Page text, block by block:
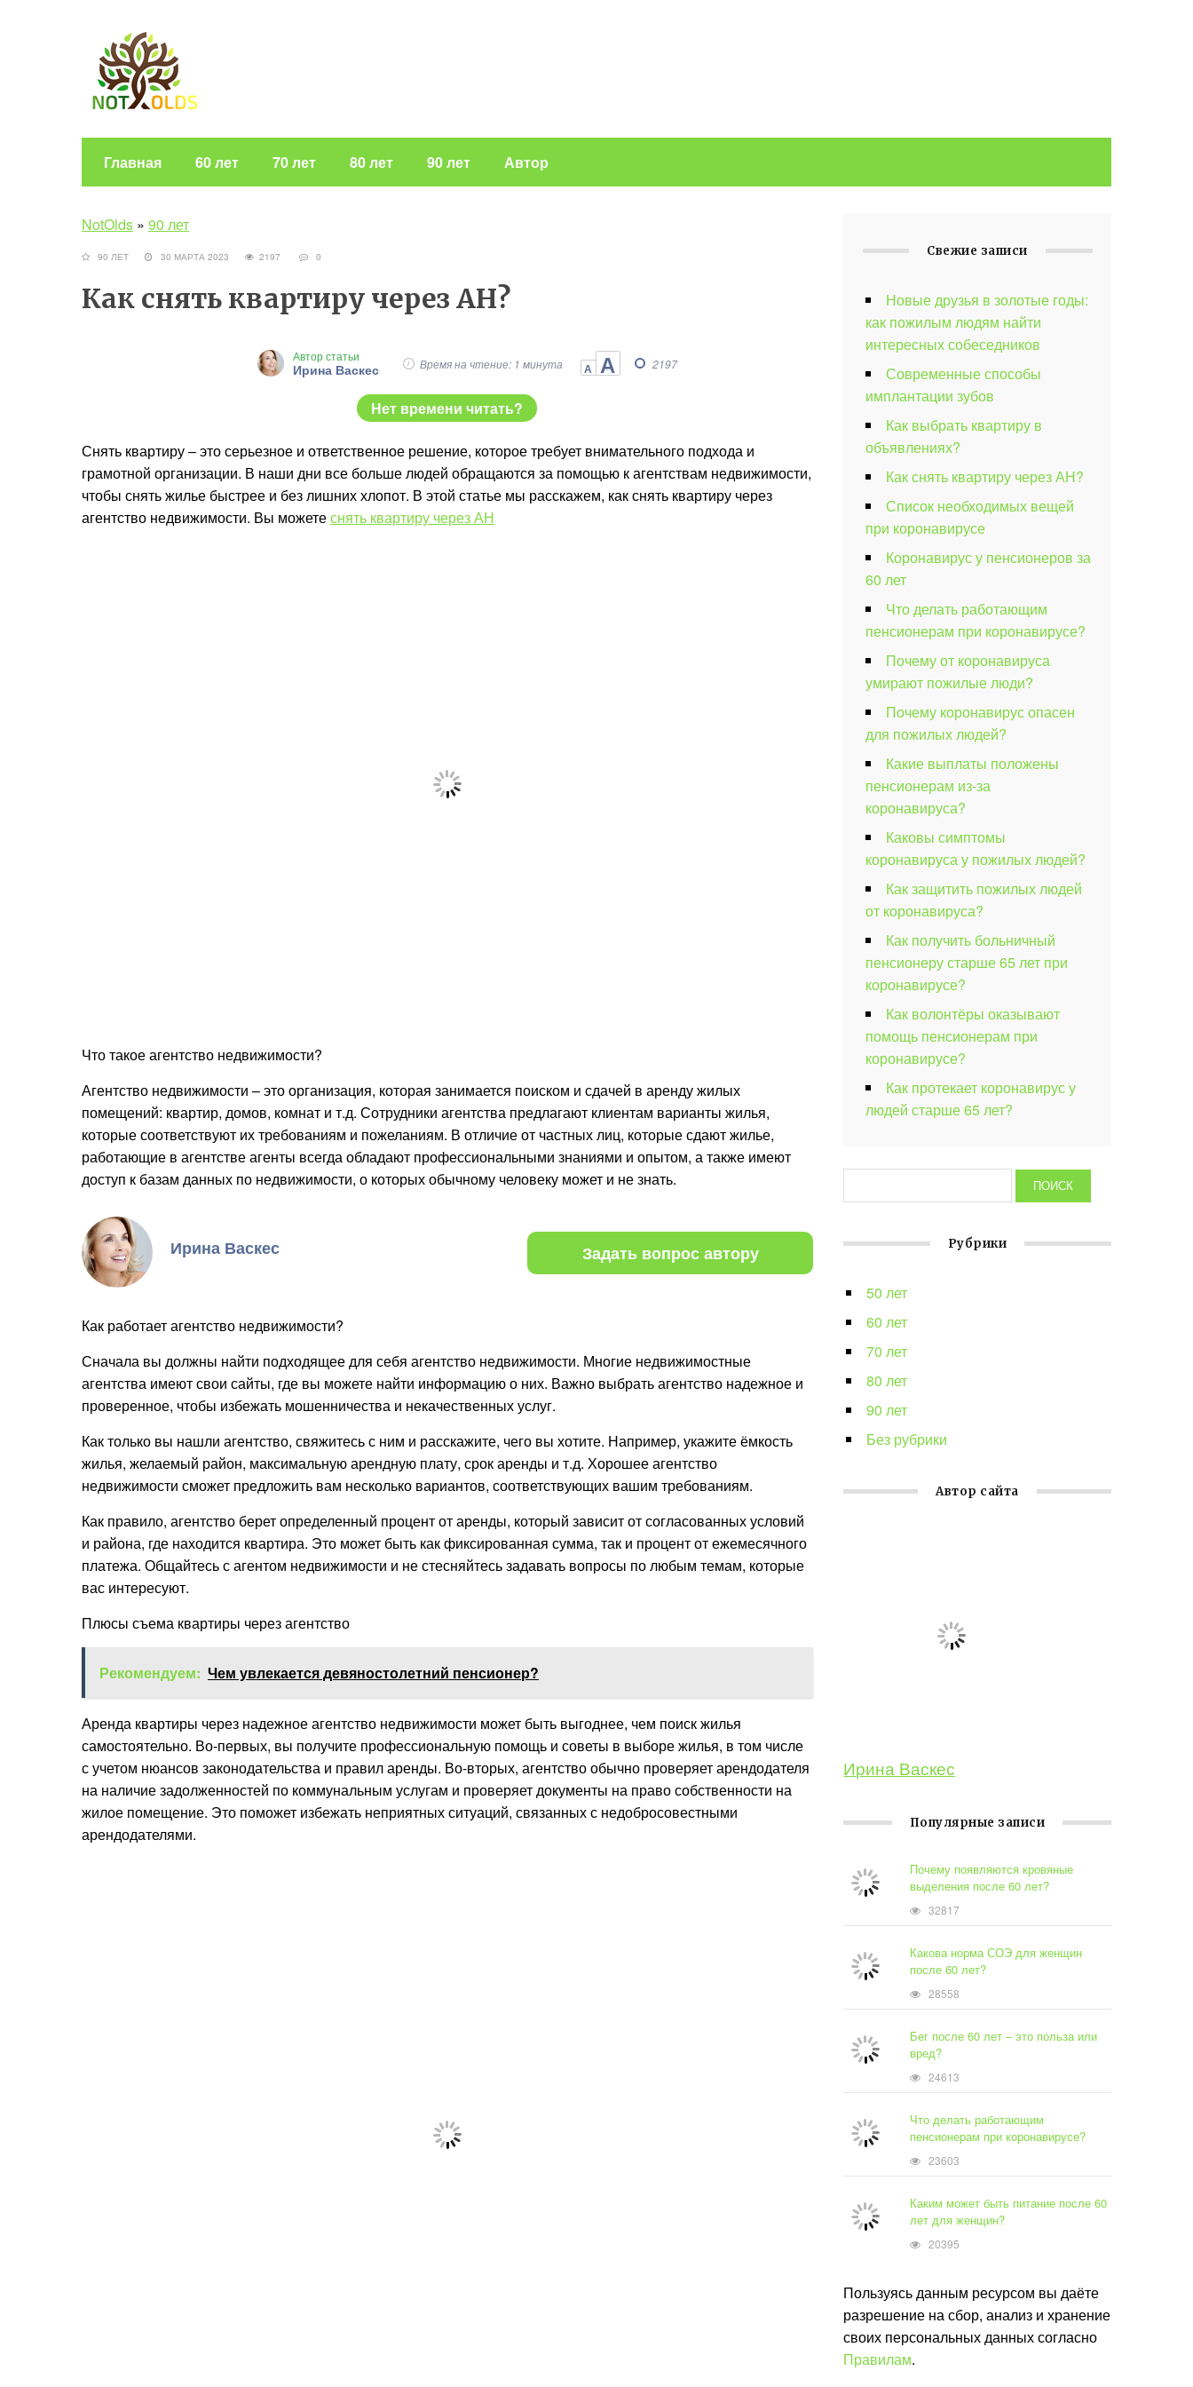
Главная 60 лет 70 лет 80 лет 90 лет Автор
NotOlds » 90 лет
90 ЛЕТ 30 МАРТА 2023 2197 0
Как снять квартиру через АН?
Автор статьи
Ирина Васкес Время на чтение: 1 минута А А 2197
Нет времени читать?
Снять квартиру – это серьезное и ответственное решение, которое требует внимательного подхода и
грамотной организации. В наши дни все больше людей обращаются за помощью к агентствам недвижимости,
чтобы снять жилье быстрее и без лишних хлопот. В этой статье мы расскажем, как снять квартиру через
агентство недвижимости. Вы можетеснять квартиру через АН
Что такое агентство недвижимости?
Агентство недвижимости – это организация, которая занимается поиском и сдачей в аренду жилых
помещений: квартир, домов, комнат и т.д. Сотрудники агентства предлагают клиентам варианты жилья,
которые соответствуют их требованиям и пожеланиям. В отличие от частных лиц, которые сдают жилье,
работающие в агентстве агенты всегда обладают профессиональными знаниями и опытом, а также имеют
доступ к базам данных по недвижимости, о которых обычному человеку может и не знать.
Ирина Васкес Задать вопрос автору
Как работает агентство недвижимости?
Сначала вы должны найти подходящее для себя агентство недвижимости. Многие недвижимостные
агентства имеют свои сайты, где вы можете найти информацию о них. Важно выбрать агентство надежное и
проверенное, чтобы избежать мошенничества и некачественных услуг.
Как только вы нашли агентство, свяжитесь с ним и расскажите, чего вы хотите. Например, укажите ёмкость
жилья, желаемый район, максимальную арендную плату, срок аренды и т.д. Хорошее агентство
недвижимости сможет предложить вам несколько вариантов, соответствующих вашим требованиям.
Как правило, агентство берет определенный процент от аренды, который зависит от согласованных условий
и района, где находится квартира. Это может быть как фиксированная сумма, так и процент от ежемесячного
платежа. Общайтесь с агентом недвижимости и не стесняйтесь задавать вопросы по любым темам, которые
вас интересуют.
Плюсы съема квартиры через агентство
Рекомендуем: Чем увлекается девяностолетний пенсионер?
Аренда квартиры через надежное агентство недвижимости может быть выгоднее, чем поиск жилья
самостоятельно. Во-первых, вы получите профессиональную помощь и советы в выборе жилья, в том числе
с учетом нюансов законодательства и правил аренды. Во-вторых, агентство обычно проверяет арендодателя
на наличие задолженностей по коммунальным услугам и проверяет документы на право собственности на
жилое помещение. Это поможет избежать неприятных ситуаций, связанных с недобросовестными
арендодателями.
Свежие записи
Новые друзья в золотые годы:
как пожилым людям найти
интересных собеседников
Современные способы
имплантации зубов
Как выбрать квартиру в
объявлениях?
Как снять квартиру через АН?
Список необходимых вещей
при коронавирусе
Коронавирус у пенсионеров за
60 лет
Что делать работающим
пенсионерам при коронавирусе?
Почему от коронавируса
умирают пожилые люди?
Почему коронавирус опасен
для пожилых людей?
Какие выплаты положены
пенсионерам из-за
коронавируса?
Каковы симптомы
коронавируса у пожилых людей?
Как защитить пожилых людей
от коронавируса?
Как получить больничный
пенсионеру старше 65 лет при
коронавирусе?
Как волонтёры оказывают
помощь пенсионерам при
коронавирусе?
Как протекает коронавирус у
людей старше 65 лет?
Рубрики
50 лет
60 лет
70 лет
80 лет
90 лет
Без рубрики
Автор сайта
Ирина Васкес
Популярные записи
Почему появляются кровяные
выделения после 60 лет?
32817
Какова норма СОЭ для женщин
после 60 лет?
28558
Бег после 60 лет – это польза или
вред?
24613
Что делать работающим
пенсионерам при коронавирусе?
23603
Каким может быть питание после 60
лет для женщин?
20395
Пользуясь данным ресурсом вы даёте
разрешение на сбор, анализ и хранение
своих персональных данных согласно
Правилам.